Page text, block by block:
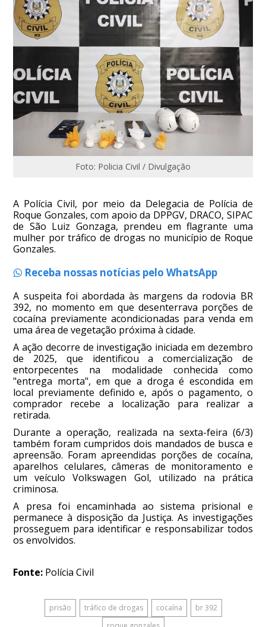
Foto: Policia Civil / Divulgação
A Polícia Civil, por meio da Delegacia de Polícia de
Roque Gonzales, com apoio da DPPGV, DRACO, SIPAC
de São Luiz Gonzaga, prendeu em flagrante uma
mulher por tráfico de drogas no município de Roque
Gonzales.
Receba nossas notícias pelo WhatsApp
A suspeita foi abordada às margens da rodovia BR
392, no momento em que desenterrava porções de
cocaína previamente acondicionadas para venda em
uma área de vegetação próxima à cidade.
A ação decorre de investigação iniciada em dezembro
de 2025, que identificou a comercialização de
entorpecentes na modalidade conhecida como
"entrega morta", em que a droga é escondida em
local previamente definido e, após o pagamento, o
comprador recebe a localização para realizar a
retirada.
Durante a operação, realizada na sexta-feira (6/3)
também foram cumpridos dois mandados de busca e
apreensão. Foram apreendidas porções de cocaína,
aparelhos celulares, câmeras de monitoramento e
um veículo Volkswagen Gol, utilizado na prática
criminosa.
A presa foi encaminhada ao sistema prisional e
permanece à disposição da Justiça. As investigações
prosseguem para identificar e responsabilizar todos
os envolvidos.
Fonte: Polícia Civil
prisão tráfico de drogas cocaína
br 392